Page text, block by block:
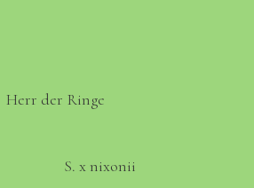
Herr der Ringe
S. x nixonii